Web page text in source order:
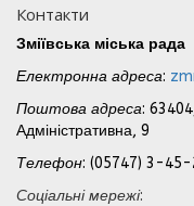
Контакти
Зміївська міська рада
Електронна адреса:
Поштова адреса:
Адміністративна, 9
Телефон: (05747) 3-45-
Соціальні мережі: